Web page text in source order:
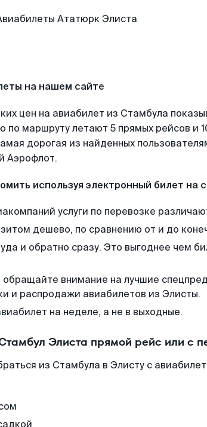
на нашем сайте
цен на авиабилет из Стамбула
по маршруту летают 5 прямых рейсов и
дорогая из найденных
Аэрофлот.
используя электронный билет на
услуги по перевозке
дешево, по сравнению от и до
и обратно сразу. Это выгоднее чем
обращайте внимание на лучшие
и распродажи авиабилетов из Элисты.
на неделе, а не в выходные.
Элиста прямой рейс или с
из Стамбула в Элисту с